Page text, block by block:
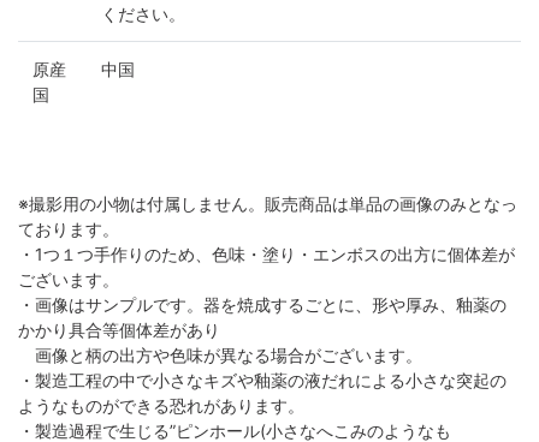
ください。
原産
国
中国
※撮影用の小物は付属しません。販売商品は単品の画像のみとなっ
ております。
・1つ１つ手作りのため、色味・塗り・エンボスの出方に個体差が
ございます。
・画像はサンプルです。器を焼成するごとに、形や厚み、釉薬の
かかり具合等個体差があり
画像と柄の出方や色味が異なる場合がございます。
・製造工程の中で小さなキズや釉薬の液だれによる小さな突起の
ようなものができる恐れがあります。
・製造過程で生じる”ピンホール(小さなへこみのようなも